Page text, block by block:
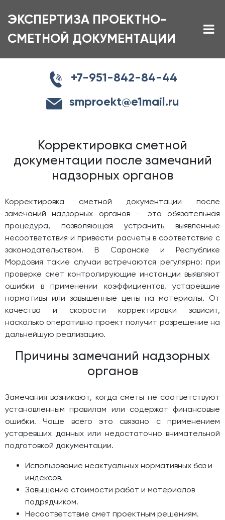
ЭКСПЕРТИЗА ПРОЕКТНО-
СМЕТНОЙ ДОКУМЕНТАЦИИ
+7-951-842-84-44
smproekt@e1mail.ru
Корректировка сметной
документации после замечаний
надзорных органов
Корректировка сметной документации после
замечаний надзорных органов — это обязательная
процедура, позволяющая устранить выявленные
несоответствия и привести расчеты в соответствие с
законодательством. В Саранске и Республике
Мордовия такие случаи встречаются регулярно: при
проверке смет контролирующие инстанции выявляют
ошибки в применении коэффициентов, устаревшие
нормативы или завышенные цены на материалы. От
качества и скорости корректировки зависит,
насколько оперативно проект получит разрешение на
дальнейшую реализацию.
Причины замечаний надзорных
органов
Замечания возникают, когда сметы не соответствуют
установленным правилам или содержат финансовые
ошибки. Чаще всего это связано с применением
устаревших данных или недостаточно внимательной
подготовкой документации.
Использование неактуальных нормативных баз и
индексов.
Завышение стоимости работ и материалов
подрядчиком.
Несоответствие смет проектным решениям.